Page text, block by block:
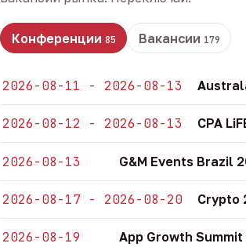
Конференции 85 Вакансии 179
2026-08-11 - 2026-08-13
2026-08-12 - 2026-08-13 CPA
2026-08-13 G&M Events Brazil
2026-08-17 - 2026-08-20 Crypto
2026-08-19 App Growth